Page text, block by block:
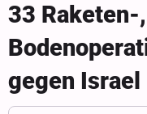
33 Raketen-
gegen Israel